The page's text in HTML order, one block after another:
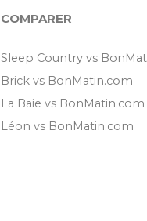
COMPARER
Sleep Country vs
Brick vs BonMatin.com
La Baie vs BonMatin.com
Léon vs BonMatin.com